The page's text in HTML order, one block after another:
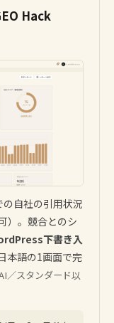
Hack
自社の引用状況
）。競合とのシ
下書き入
本語の1画面で完
／スタンダード以